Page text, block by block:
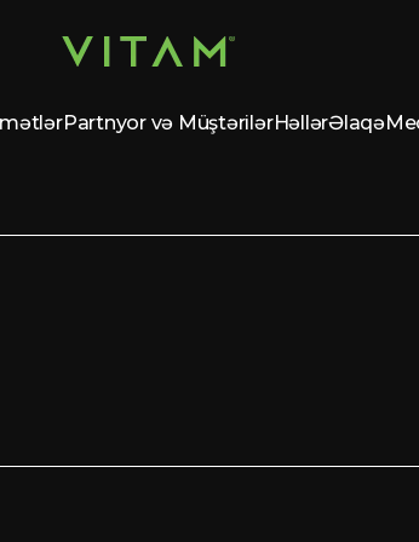
Partnyor və MüştərilərHəllərƏlaqə